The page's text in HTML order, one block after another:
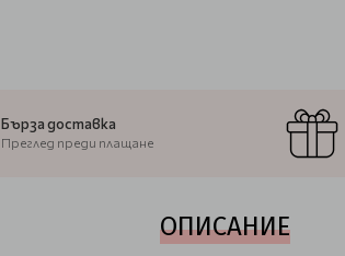
Бърза доставка
Преглед преди плащане
ОПИСАНИЕ